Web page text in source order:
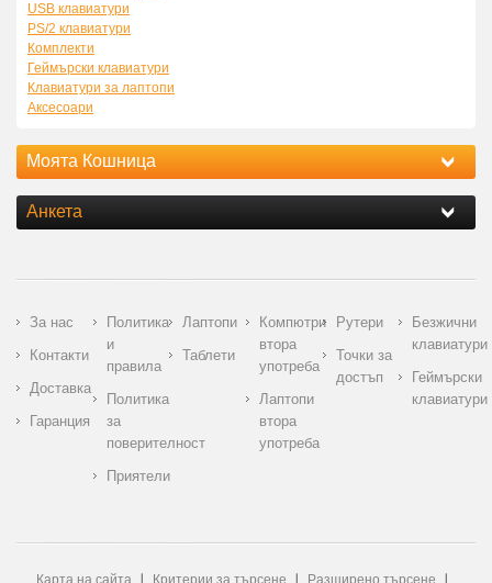
USB клавиатури
PS/2 клавиатури
Комплекти
Геймърски клавиатури
Клавиатури за лаптопи
Аксесоари
Моята Кошница
Анкета
За нас
Контакти
Доставка
Гаранция
Политика
и
правила
Политика
за
поверителност
Приятели
Лаптопи
Таблети
Компютри
втора
употреба
Лаптопи
втора
употреба
Рутери
Точки за
достъп
Безжични
клавиатури
Геймърски
клавиатури
Карта на сайта Критерии за търсене Разширено търсене